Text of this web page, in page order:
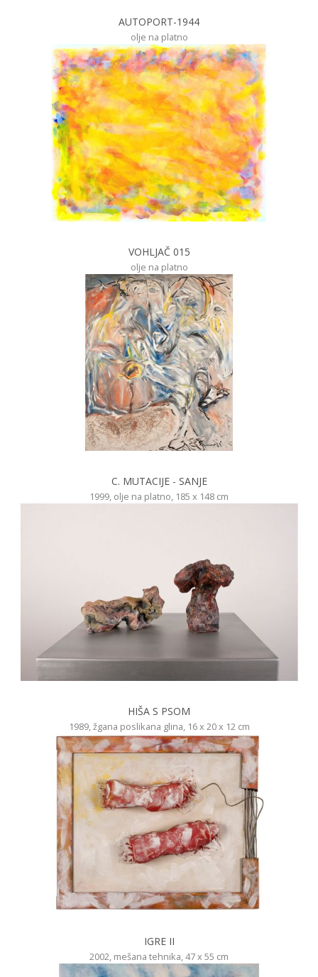
AUTOPORT-1944
olje na platno
VOHLJAČ 015
olje na platno
C. MUTACIJE - SANJE
1999, olje na platno, 185 x 148 cm
HIŠA S PSOM
1989, žgana poslikana glina, 16 x 20 x 12 cm
IGRE II
2002, mešana tehnika, 47 x 55 cm